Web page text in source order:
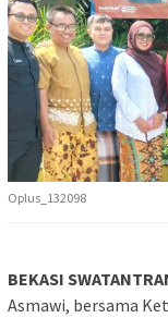
Oplus_132098
BEKASI
Asmawi, bersama